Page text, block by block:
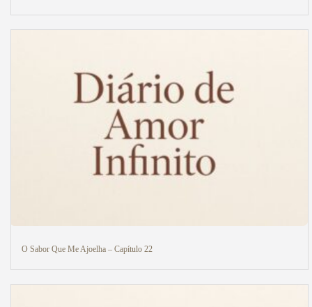
O Sabor Que Me Ajoelha – Capítulo 22